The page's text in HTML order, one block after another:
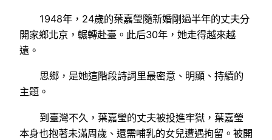
1948年，24歲的葉嘉瑩隨新婚剛過半年的丈夫分
開家鄉北京，輾轉赴臺。此后30年，她走得越來越
遠。
思鄉，是她這階段詩詞里最密意、明顯、持續的
主題。
到臺灣不久，葉嘉瑩的丈夫被投進牢獄，葉嘉瑩
本身也抱著未滿周歲、還需哺乳的女兒遭遇拘留。被開